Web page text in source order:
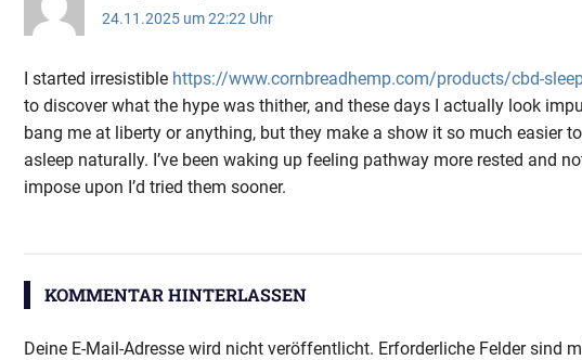
24.11.2025 um 22:22 Uhr
I started irresistible https://www.cornbreadhemp.com/products/cbd-
to discover what the hype was thither, and these days I actually look
bang me at liberty or anything, but they make a show it so much easier
asleep naturally. I’ve been waking up feeling pathway more rested and
impose upon I’d tried them sooner.
KOMMENTAR HINTERLASSEN
Deine E-Mail-Adresse wird nicht veröffentlicht. Erforderliche Felder sind